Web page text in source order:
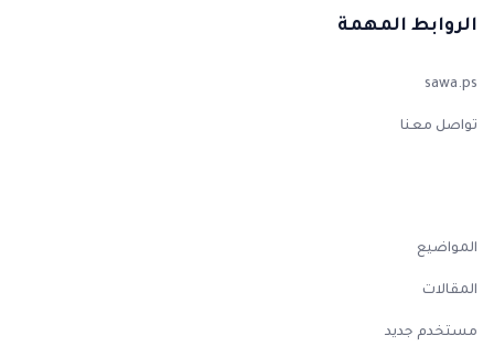
الروابط المهمة
sawa.ps
تواصل معنا
المواضيع
المقالات
مستخدم جديد